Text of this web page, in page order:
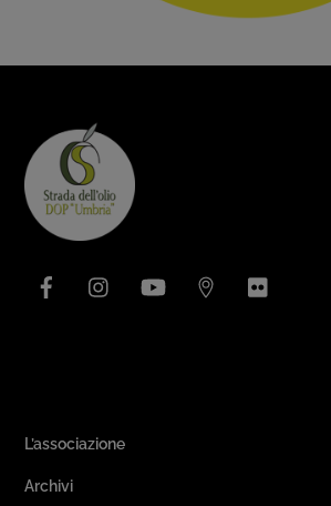
YouTube
L’associazione
Archivi